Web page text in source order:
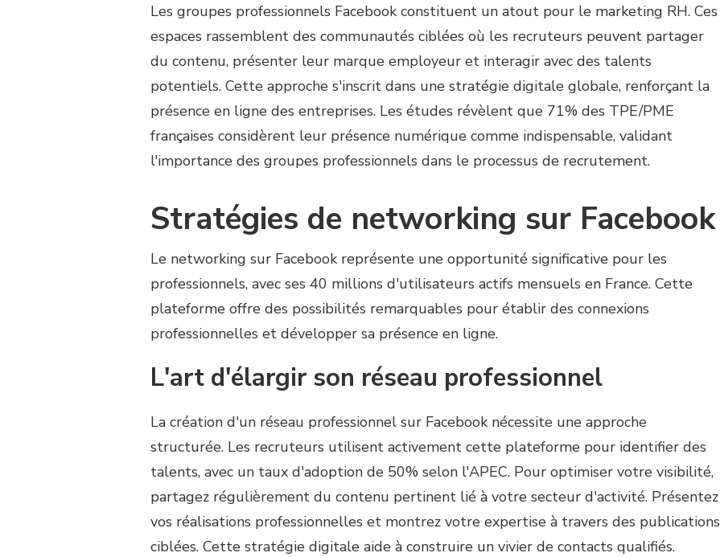
Les groupes professionnels Facebook constituent un atout pour le marketing RH. Ces
espaces rassemblent des communautés ciblées où les recruteurs peuvent partager
du contenu, présenter leur marque employeur et interagir avec des talents
potentiels. Cette approche s'inscrit dans une stratégie digitale globale, renforçant la
présence en ligne des entreprises. Les études révèlent que 71% des TPE/PME
françaises considèrent leur présence numérique comme indispensable, validant
l'importance des groupes professionnels dans le processus de recrutement.
Stratégies de networking sur Facebook
Le networking sur Facebook représente une opportunité significative pour les
professionnels, avec ses 40 millions d'utilisateurs actifs mensuels en France. Cette
plateforme offre des possibilités remarquables pour établir des connexions
professionnelles et développer sa présence en ligne.
L'art d'élargir son réseau professionnel
La création d'un réseau professionnel sur Facebook nécessite une approche
structurée. Les recruteurs utilisent activement cette plateforme pour identifier des
talents, avec un taux d'adoption de 50% selon l'APEC. Pour optimiser votre visibilité,
partagez régulièrement du contenu pertinent lié à votre secteur d'activité. Présentez
vos réalisations professionnelles et montrez votre expertise à travers des publications
ciblées. Cette stratégie digitale aide à construire un vivier de contacts qualifiés.